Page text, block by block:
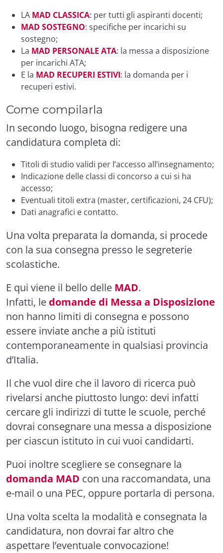
LA MAD CLASSICA: per tutti gli aspiranti docenti;
MAD SOSTEGNO: specifiche per incarichi su
sostegno;
La MAD PERSONALE ATA: la messa a disposizione
per incarichi ATA;
E la MAD RECUPERI ESTIVI: la domanda per i
recuperi estivi.
Come compilarla
In secondo luogo, bisogna redigere una
candidatura completa di:
Titoli di studio validi per l’accesso all’insegnamento;
Indicazione delle classi di concorso a cui si ha
accesso;
Eventuali titoli extra (master, certificazioni, 24 CFU);
Dati anagrafici e contatto.
Una volta preparata la domanda, si procede
con la sua consegna presso le segreterie
scolastiche.
E qui viene il bello delle MAD.
Infatti, le domande di Messa a Disposizione
non hanno limiti di consegna e possono
essere inviate anche a più istituti
contemporaneamente in qualsiasi provincia
d’Italia.
Il che vuol dire che il lavoro di ricerca può
rivelarsi anche piuttosto lungo: devi infatti
cercare gli indirizzi di tutte le scuole, perché
dovrai consegnare una messa a disposizione
per ciascun istituto in cui vuoi candidarti.
Puoi inoltre scegliere se consegnare la
domanda MAD con una raccomandata, una
e-mail o una PEC, oppure portarla di persona.
Una volta scelta la modalità e consegnata la
candidatura, non dovrai far altro che
aspettare l’eventuale convocazione!